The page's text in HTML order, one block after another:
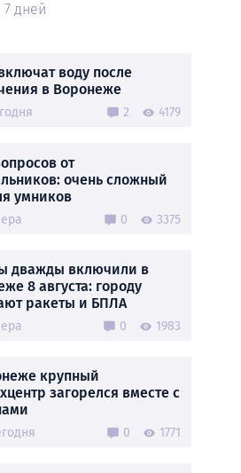
7 дней
воду после
в Воронеже
2 4179
от
очень сложный
умников
0 3375
дважды включили в
8 августа: городу
ракеты и БПЛА
0 1983
крупный
загорелся вместе с
0 1771